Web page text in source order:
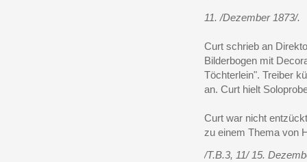
11. /Dezember 1873/.
Curt schrieb an
Bilderbogen mit
Töchterlein". Treiber
an. Curt hielt
Curt war nicht
zu einem Thema von
/T.B.3, 11/ 15.